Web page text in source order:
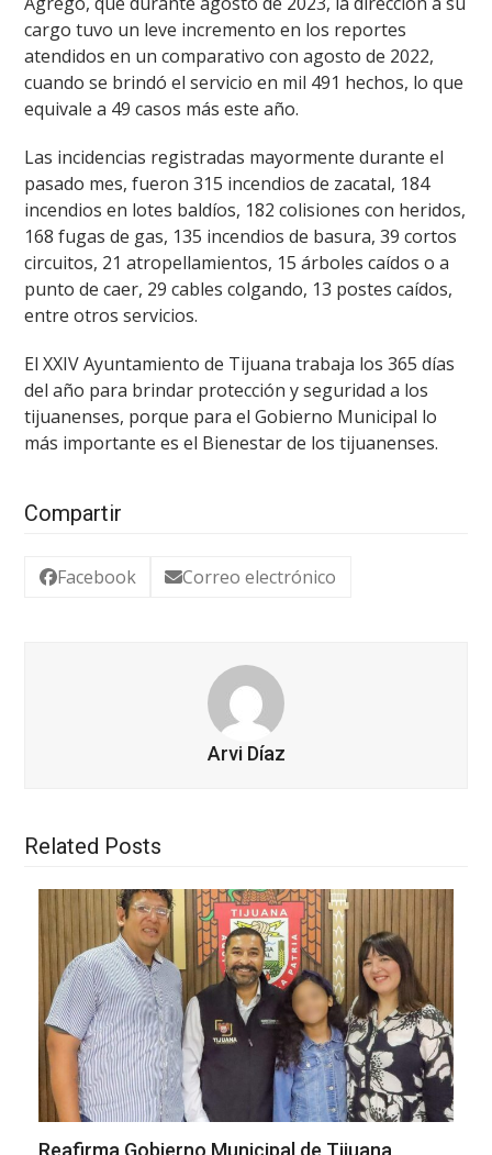
cargo tuvo un leve incremento en los reportes
atendidos en un comparativo con agosto de 2022,
cuando se brindó el servicio en mil 491 hechos, lo que
equivale a 49 casos más este año.
Las incidencias registradas mayormente durante el
pasado mes, fueron 315 incendios de zacatal, 184
incendios en lotes baldíos, 182 colisiones con heridos,
168 fugas de gas, 135 incendios de basura, 39 cortos
circuitos, 21 atropellamientos, 15 árboles caídos o a
punto de caer, 29 cables colgando, 13 postes caídos,
entre otros servicios.
El XXIV Ayuntamiento de Tijuana trabaja los 365 días
del año para brindar protección y seguridad a los
tijuanenses, porque para el Gobierno Municipal lo
más importante es el Bienestar de los tijuanenses.
Compartir
Facebook Correo electrónico
Arvi Díaz
Related Posts
Reafirma Gobierno Municipal de Tijuana